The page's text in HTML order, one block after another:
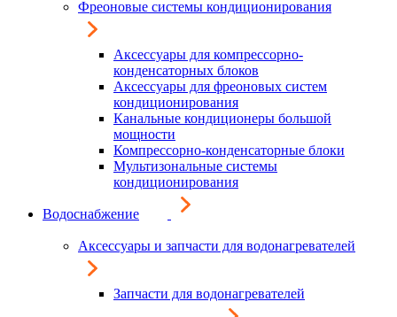
Фреоновые системы кондиционирования
Аксессуары для компрессорно-
конденсаторных блоков
Аксессуары для фреоновых систем
кондиционирования
Канальные кондиционеры большой
мощности
Компрессорно-конденсаторные блоки
Мультизональные системы
кондиционирования
Водоснабжение
Аксессуары и запчасти для водонагревателей
Запчасти для водонагревателей